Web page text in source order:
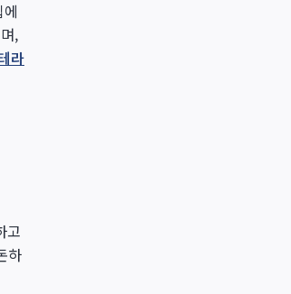
,
라
고
하